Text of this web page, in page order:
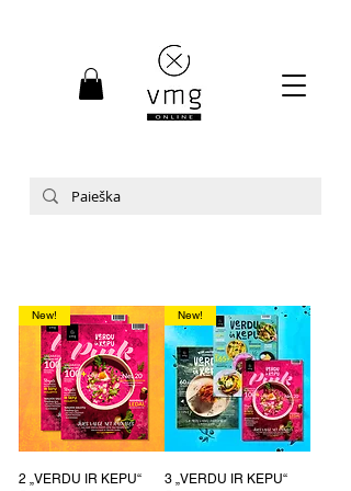
New!
2 „VERDU IR KEPU“
New!
3 „VERDU IR KEPU“